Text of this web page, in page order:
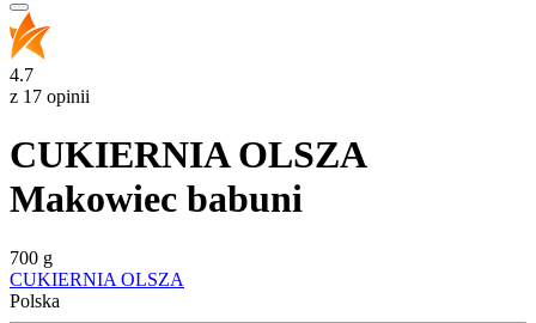
4.7
z 17 opinii
CUKIERNIA OLSZA
Makowiec babuni
700 g
CUKIERNIA OLSZA
Polska